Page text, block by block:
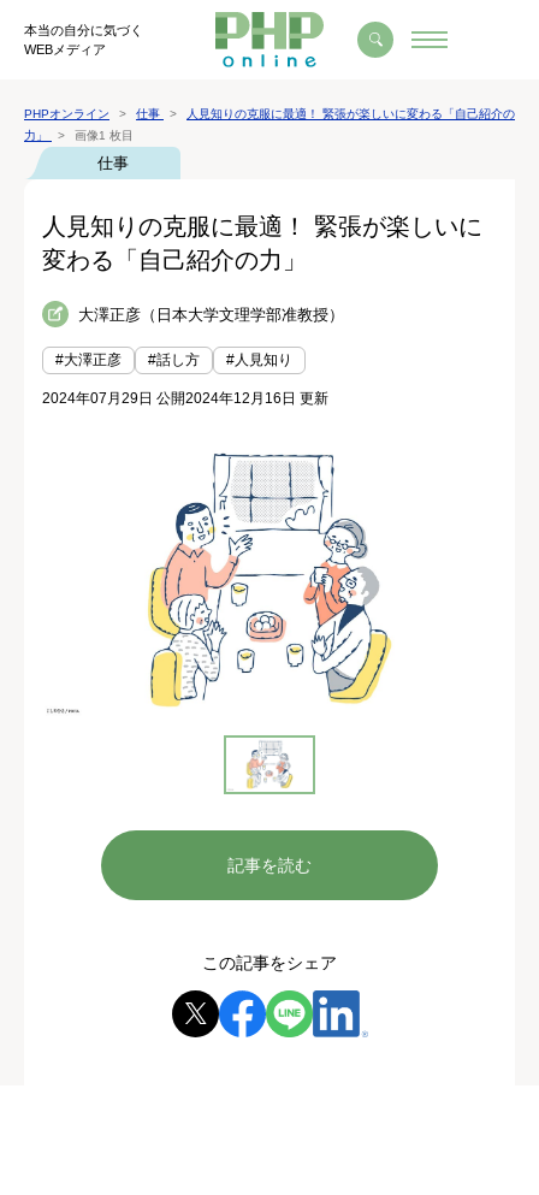
本当の自分に気づく
WEBメディア
PHPオンライン 仕事
人見知りの克服に最適！ 緊張が楽しいに変わる「自己紹介の
力」
画像1 枚目
仕事
人見知りの克服に最適！ 緊張が楽しいに
変わる「自己紹介の力」
大澤正彦（日本大学文理学部准教授）
#大澤正彦 #話し方 #人見知り
2024年07月29日 公開2024年12月16日 更新
記事を読む
この記事をシェア